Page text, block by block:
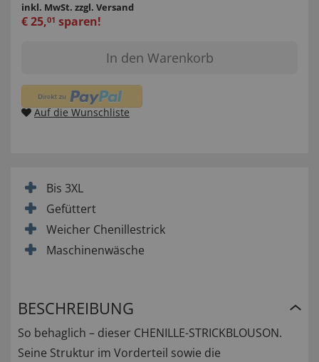
inkl. MwSt. zzgl. Versand
€25,01 sparen!
In den Warenkorb
Auf die Wunschliste
Bis 3XL
Gefüttert
Weicher Chenillestrick
Maschinenwäsche
BESCHREIBUNG
So behaglich – dieser CHENILLE-STRICKBLOUSON.
Seine Struktur im Vorderteil sowie die